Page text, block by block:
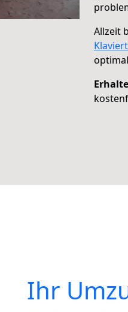
Allzeit
Ihr